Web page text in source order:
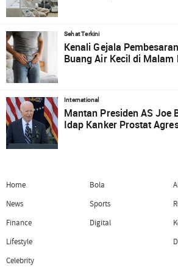
Sehat Terkini
Kenali Gejala
Buang Air Kecil di Malam
International
Mantan Presiden AS Joe
Idap Kanker Prostat
Home
News
Finance
Lifestyle
Celebrity
Bola
Sports
Digital